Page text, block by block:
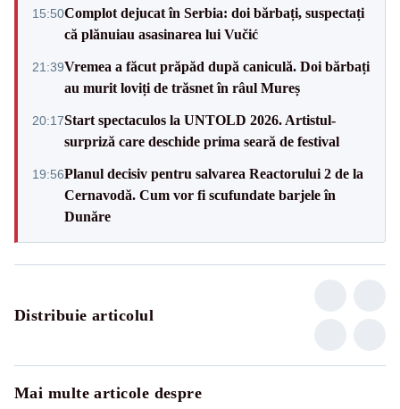
15:50Complot dejucat în Serbia: doi bărbați, suspectați
că plănuiau asasinarea lui Vučić
21:39Vremea a făcut prăpăd după caniculă. Doi bărbați
au murit loviți de trăsnet în râul Mureș
20:17Start spectaculos la UNTOLD 2026. Artistul-
surpriză care deschide prima seară de festival
19:56Planul decisiv pentru salvarea Reactorului 2 de la
Cernavodă. Cum vor fi scufundate barjele în
Dunăre
Distribuie articolul
Mai multe articole despre